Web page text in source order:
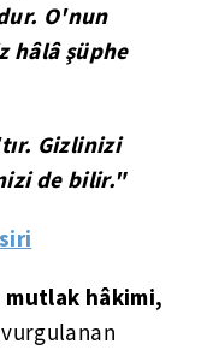
O'nun
hâlâ şüphe
Gizlinizi
de bilir."
hâkimi,
vurgulanan